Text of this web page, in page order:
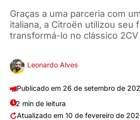
Graças a uma parceria com
italiana, a Citroën utilizou seu
transformá-lo no clássico
Leonardo Alves
26 de setembro de
2 min de leitura
10 de fevereiro de